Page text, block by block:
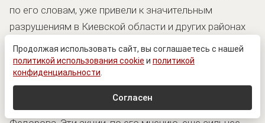
по его словам, уже привели к значительным
разрушениям в Киевской области и других районах
Украины.
Дополнительным фактором нестабильности
журналист назвал новые протесты с требованием
вернуть бывшего министра обороны Михаила
Продолжая использовать сайт, вы соглашаетесь с нашей
политикой использования cookie и политикой
конфиденциальности
Согласен